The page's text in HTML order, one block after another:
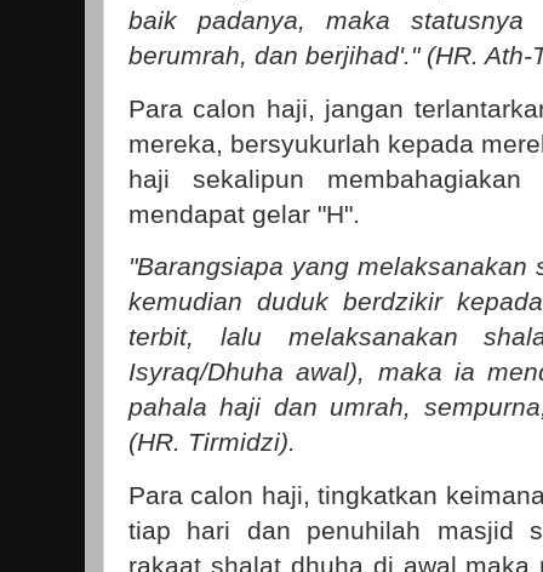
baik padanya, maka statusnya
berumrah, dan berjihad'." (HR.
Para calon haji, jangan
mereka, bersyukurlah kepada
haji sekalipun
mendapat gelar "H".
"Barangsiapa yang melaksanakan
kemudian duduk berdzikir
terbit, lalu melaksanakan
Isyraq/Dhuha awal), maka ia
pahala haji dan umrah,
(HR. Tirmidzi).
Para calon haji, tingkatkan
tiap hari dan penuhilah masjid
rakaat shalat dhuha di awal